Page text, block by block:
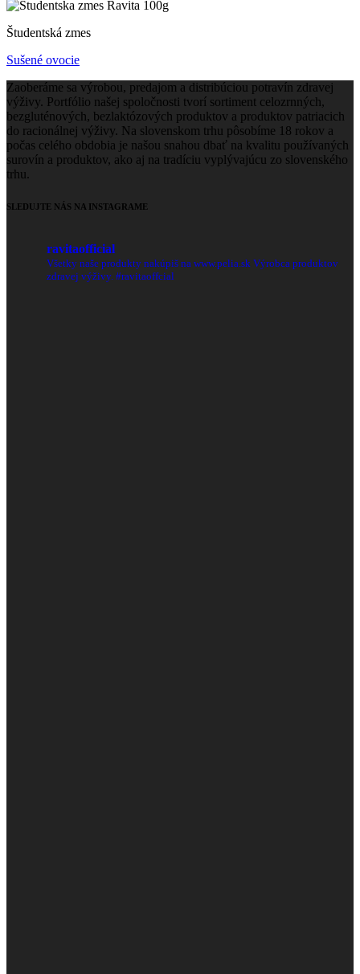
Študentská zmes
Sušené ovocie
Zaoberáme sa výrobou, predajom a distribúciou potravín zdravej
výživy. Portfólio našej spoločnosti tvorí sortiment celozrnných,
bezgluténových, bezlaktózových produktov a produktov patriacich
do racionálnej výživy. Na slovenskom trhu pôsobíme 18 rokov a
počas celého obdobia je našou snahou dbať na kvalitu používaných
surovín a produktov, ako aj na tradíciu vyplývajúcu zo slovenského
trhu.
SLEDUJTE NÁS NA INSTAGRAME
ravitaofficial
Všetky naše produkty nakúpiš na www.pelia.sk Výrobca produktov
zdravej výživy. #ravitaoffcial